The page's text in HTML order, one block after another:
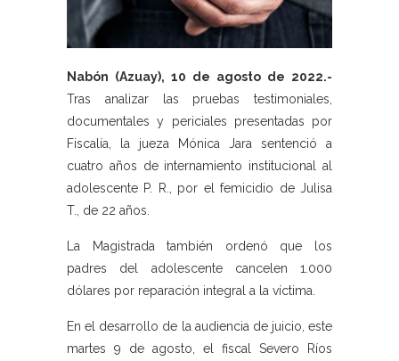
Nabón (Azuay), 10 de agosto de 2022.-
Tras analizar las pruebas testimoniales,
documentales y periciales presentadas por
Fiscalía, la jueza Mónica Jara sentenció a
cuatro años de internamiento institucional al
adolescente P. R., por el femicidio de Julisa
T., de 22 años.
La Magistrada también ordenó que los
padres del adolescente cancelen 1.000
dólares por reparación integral a la víctima.
En el desarrollo de la audiencia de juicio, este
martes 9 de agosto, el fiscal Severo Ríos